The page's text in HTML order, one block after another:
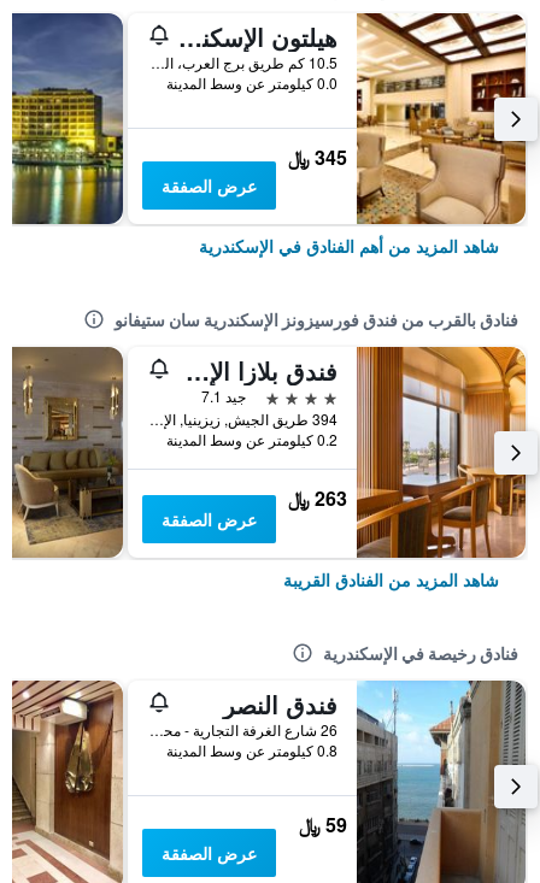
هيلتون الإسكندرية كينجز رانش
10.5 كم طريق برج العرب، الملك مريوط, الإسكندرية, مصر
0.0 كيلومتر عن وسط المدينة
345 ﷼
عرض الصفقة
شاهد المزيد من أهم الفنادق في الإسكندرية
فنادق بالقرب من فندق فورسيزونز الإسكندرية سان ستيفانو
فندق بلازا الإسكندرية
4 نجوم
جيد 7.1
394 طريق الجيش, زيزينيا, الإسكندرية, مصر
0.2 كيلومتر عن وسط المدينة
263 ﷼
عرض الصفقة
شاهد المزيد من الفنادق القريبة
فنادق رخيصة في الإسكندرية
فندق النصر
26 شارع الغرفة التجارية - محطة الرمل, الإسكندرية, مصر
0.8 كيلومتر عن وسط المدينة
59 ﷼
عرض الصفقة